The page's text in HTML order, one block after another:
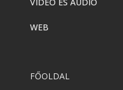
WEB
FŐOLDAL